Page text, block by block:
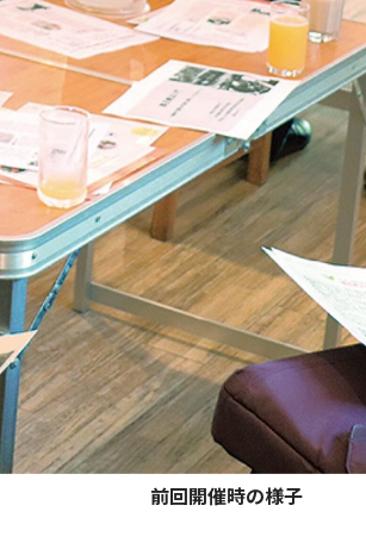
前回開催時の様子